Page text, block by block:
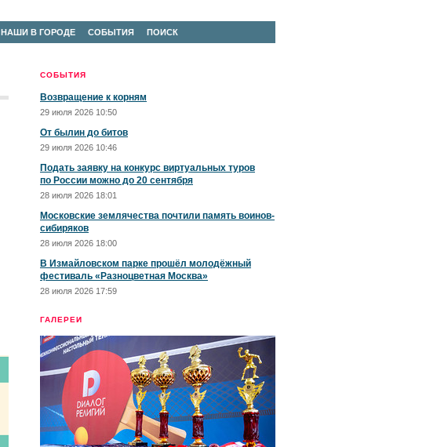
НАШИ В ГОРОДЕ СОБЫТИЯ ПОИСК
СОБЫТИЯ
Возвращение к корням
29 июля 2026 10:50
От былин до битов
29 июля 2026 10:46
Подать заявку на конкурс виртуальных туров
по России можно до 20 сентября
28 июля 2026 18:01
Московские землячества почтили память воинов-
сибиряков
28 июля 2026 18:00
В Измайловском парке прошёл молодёжный
фестиваль «Разноцветная Москва»
28 июля 2026 17:59
ГАЛЕРЕИ